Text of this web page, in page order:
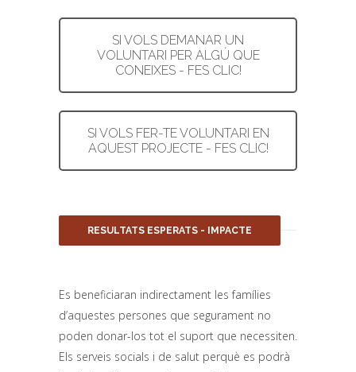
SI VOLS DEMANAR UN
VOLUNTARI PER ALGÚ QUE
CONEIXES - FES CLIC!
SI VOLS FER-TE VOLUNTARI EN
AQUEST PROJECTE - FES CLIC!
RESULTATS ESPERATS - IMPACTE
Es beneficiaran indirectament les famílies
d’aquestes persones que segurament no
poden donar-los tot el suport que necessiten.
Els serveis socials i de salut perquè es podrà